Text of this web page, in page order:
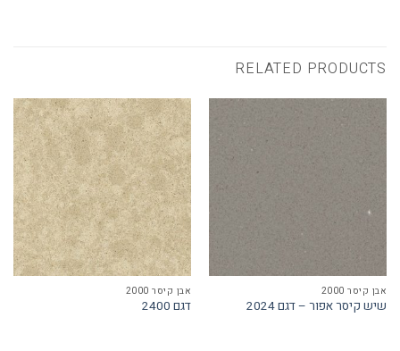
RELATED PRODUCTS
אבן קיסר 2000
שיש קיסר אפור – דגם 2024
אבן קיסר 2000
דגם 2400